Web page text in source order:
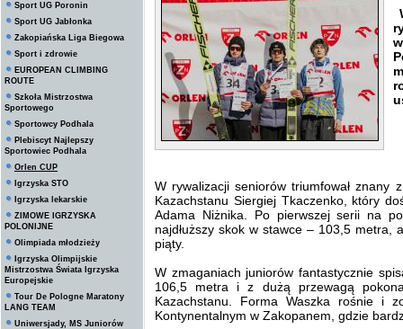
Sport UG Poronin
Sport UG Jabłonka
Zakopiańska Liga Biegowa
Sport i zdrowie
EUROPEAN CLIMBING
ROUTE
Szkoła Mistrzostwa
Sportowego
Sportowcy Podhala
Plebiscyt Najlepszy
Sportowiec Podhala
Orlen CUP
Igrzyska STO
Igrzyska lekarskie
ZIMOWE IGRZYSKA
POLONIJNE
Olimpiada młodzieży
Igrzyska Olimpijskie
Mistrzostwa Świata Igrzyska
Europejskie
Tour De Pologne Maratony
LANG TEAM
Uniwersjady, MS Juniorów
W rywalizacji seniorów triumfował znany
Kazachstanu Siergiej Tkaczenko, który
Adama Niżnika. Po pierwszej serii na
najdłuższy skok w stawce – 103,5 metra,
piąty.
W zmaganiach juniorów fantastycznie
106,5 metra i z dużą przewagą
Kazachstanu. Forma Waszka rośnie i
Kontynentalnym w Zakopanem, gdzie